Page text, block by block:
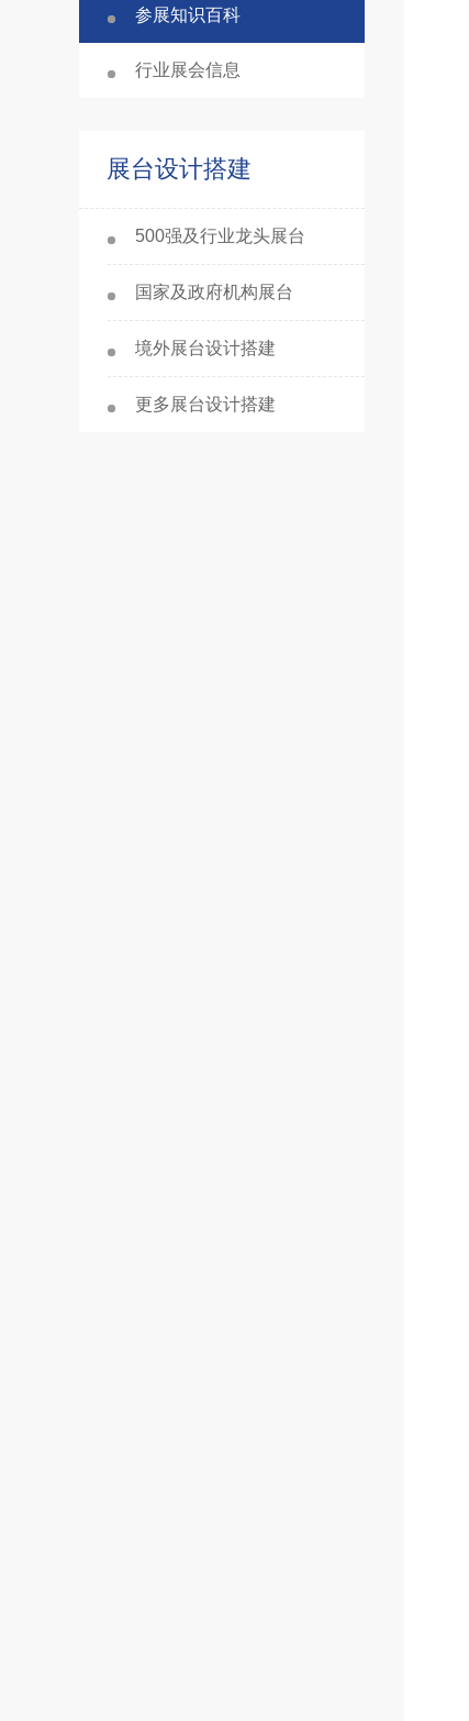
参展知识百科
行业展会信息
展台设计搭建
500强及行业龙头展台
国家及政府机构展台
境外展台设计搭建
更多展台设计搭建